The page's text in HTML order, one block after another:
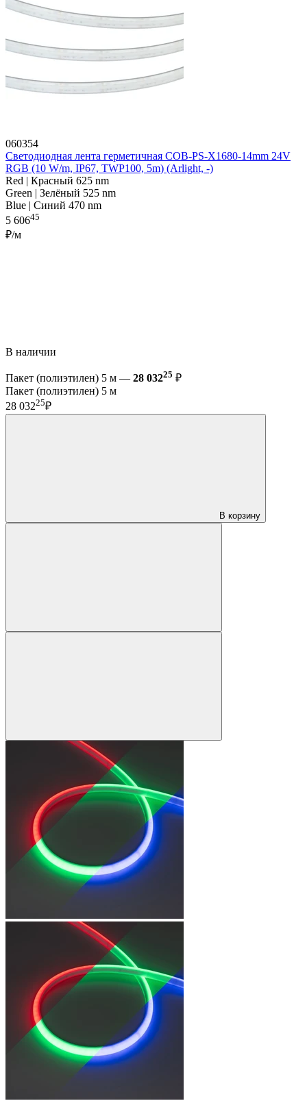
060354
Светодиодная лента герметичная COB-PS-X1680-14mm 24V
RGB (10 W/m, IP67, TWP100, 5m) (Arlight, -)
Red | Красный 625 nm
Green | Зелёный 525 nm
Blue | Синий 470 nm
5 60645
₽/м
В наличии
Пакет (полиэтилен) 5 м — 28 03225 ₽
Пакет (полиэтилен) 5 м
28 03225₽
В корзину